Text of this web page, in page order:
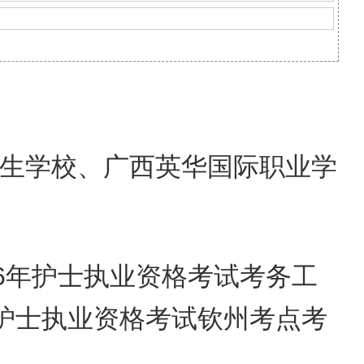
学校、广西英华国际职业学
年护士执业资格考试考务工
士执业资格考试钦州考点考